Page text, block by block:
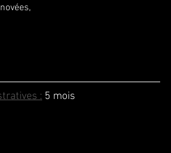
: 5 mois